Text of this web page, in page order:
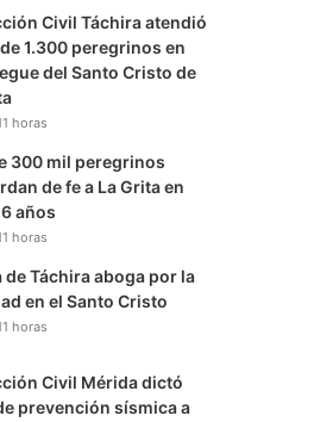
Civil Táchira atendió
1.300 peregrinos en
del Santo Cristo de
horas
300 mil peregrinos
de fe a La Grita en
años
horas
de Táchira aboga por la
en el Santo Cristo
horas
Civil Mérida dictó
prevención sísmica a